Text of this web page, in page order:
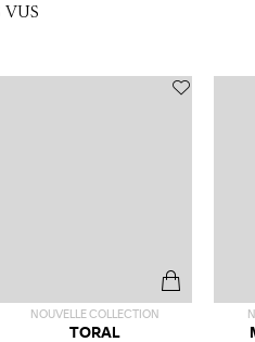
VUS
NOUVELLE COLLECTION
TORAL